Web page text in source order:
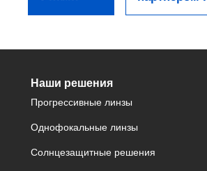
Наши решения
Прогрессивные линзы
Однофокальные линзы
Солнцезащитные решения